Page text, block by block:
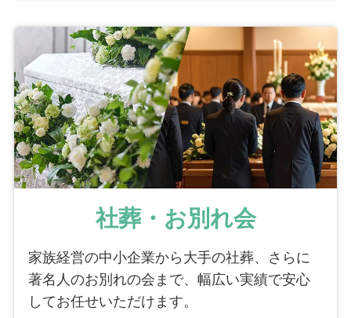
社葬・お別れ会
家族経営の中小企業から大手の社葬、さらに
著名人のお別れの会まで、幅広い実績で安心
してお任せいただけます。